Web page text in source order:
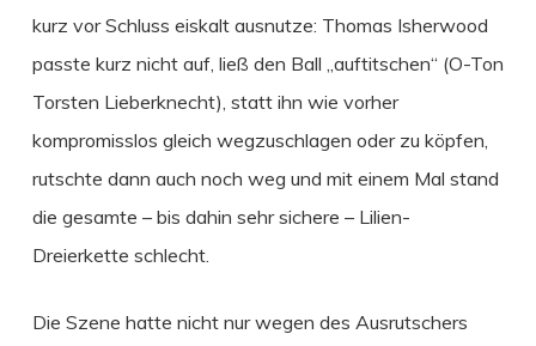
kurz vor Schluss eiskalt ausnutze: Thomas Isherwood
passte kurz nicht auf, ließ den Ball „auftitschen“ (O-Ton
Torsten Lieberknecht), statt ihn wie vorher
kompromisslos gleich wegzuschlagen oder zu köpfen,
rutschte dann auch noch weg und mit einem Mal stand
die gesamte – bis dahin sehr sichere – Lilien-
Dreierkette schlecht.
Die Szene hatte nicht nur wegen des Ausrutschers